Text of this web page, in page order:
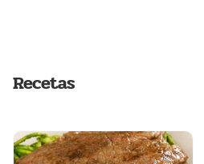
Recetas